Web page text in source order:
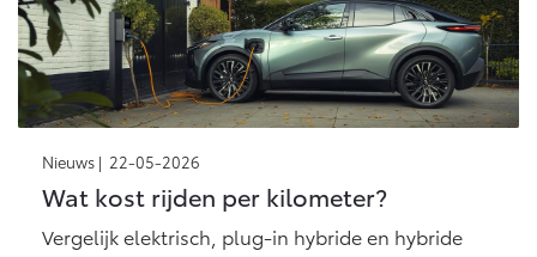
Nieuws | 22-05-2026
Wat kost rijden per kilometer?
Vergelijk elektrisch, plug-in hybride en hybride